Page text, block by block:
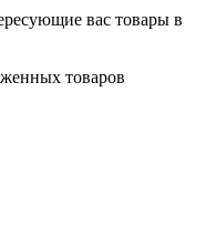
вас товары в
товаров